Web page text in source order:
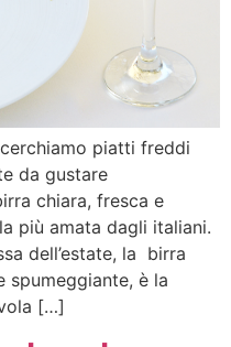
piatti freddi
da gustare
chiara, fresca e
più amata dagli italiani.
dell’estate, la birra
spumeggiante, è la
[…]